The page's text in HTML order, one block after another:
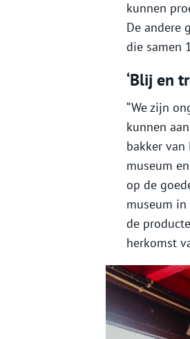
kunnen
De andere
die samen
‘Blij en
“We zijn
kunnen
bakker van
museum
op de
museum
de
herkomst